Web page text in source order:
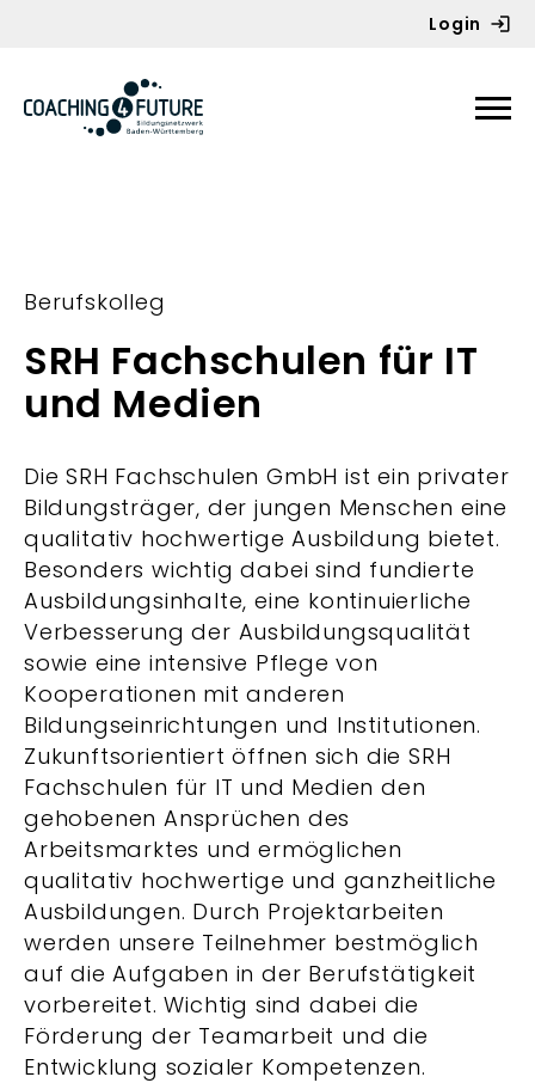
Login
Berufskolleg
SRH Fachschulen für IT
und Medien
Die SRH Fachschulen GmbH ist ein privater
Bildungsträger, der jungen Menschen eine
qualitativ hochwertige Ausbildung bietet.
Besonders wichtig dabei sind fundierte
Ausbildungsinhalte, eine kontinuierliche
Verbesserung der Ausbildungsqualität
sowie eine intensive Pflege von
Kooperationen mit anderen
Bildungseinrichtungen und Institutionen.
Zukunftsorientiert öffnen sich die SRH
Fachschulen für IT und Medien den
gehobenen Ansprüchen des
Arbeitsmarktes und ermöglichen
qualitativ hochwertige und ganzheitliche
Ausbildungen. Durch Projektarbeiten
werden unsere Teilnehmer bestmöglich
auf die Aufgaben in der Berufstätigkeit
vorbereitet. Wichtig sind dabei die
Förderung der Teamarbeit und die
Entwicklung sozialer Kompetenzen.